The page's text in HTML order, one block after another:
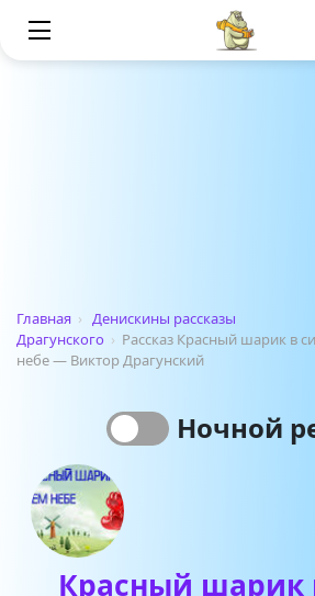
Главная › Денискины рассказы
Драгунского › Рассказ Красный шарик в
небе — Виктор Драгунский
Ночной
Красный шарик